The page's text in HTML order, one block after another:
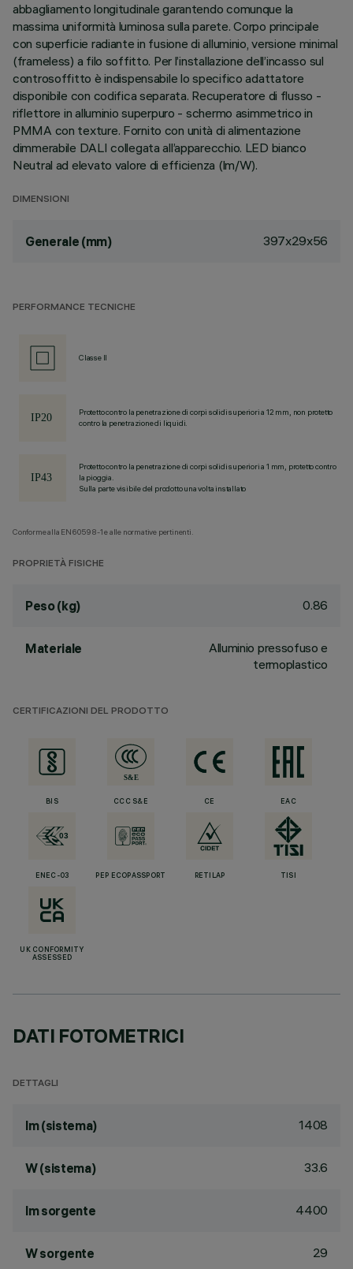
abbagliamento longitudinale garantendo comunque la
massima uniformità luminosa sulla parete. Corpo principale
con superficie radiante in fusione di alluminio, versione minimal
(frameless) a filo soffitto. Per l’installazione dell’incasso sul
controsoffitto è indispensabile lo specifico adattatore
disponibile con codifica separata. Recuperatore di flusso -
riflettore in alluminio superpuro - schermo asimmetrico in
PMMA con texture. Fornito con unità di alimentazione
dimmerabile DALI collegata all’apparecchio. LED bianco
Neutral ad elevato valore di efficienza (lm/W).
DIMENSIONI
Generale (mm) 397x29x56
PERFORMANCE TECNICHE
Classe II
Protetto contro la penetrazione di corpi solidi superiori a 12 mm, non protetto
contro la penetrazione di liquidi.
Protetto contro la penetrazione di corpi solidi superiori a 1 mm, protetto contro
la pioggia.
Sulla parte visibile del prodotto una volta installato
Conforme alla EN60598-1 e alle normative pertinenti.
PROPRIETÀ FISICHE
Peso (kg) 0.86
Materiale
Alluminio pressofuso e
termoplastico
CERTIFICAZIONI DEL PRODOTTO
BIS CCC S&E CE EAC
ENEC-03 PEP ECOPASSPORT RETILAP TISI
UK CONFORMITY
ASSESSED
DATI FOTOMETRICI
DETTAGLI
lm (sistema) 1408
W (sistema) 33.6
lm sorgente 4400
W sorgente 29